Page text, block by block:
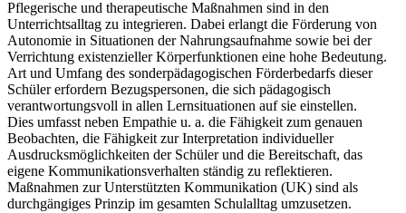
Pflegerische und therapeutische Maßnahmen sind in den
Unterrichtsalltag zu integrieren. Dabei erlangt die Förderung von
Autonomie in Situationen der Nahrungsaufnahme sowie bei der
Verrichtung existenzieller Körperfunktionen eine hohe Bedeutung.
Art und Umfang des sonderpädagogischen Förderbedarfs dieser
Schüler erfordern Bezugspersonen, die sich pädagogisch
verantwortungsvoll in allen Lernsituationen auf sie einstellen.
Dies umfasst neben Empathie u. a. die Fähigkeit zum genauen
Beobachten, die Fähigkeit zur Interpretation individueller
Ausdrucksmöglichkeiten der Schüler und die Bereitschaft, das
eigene Kommunikationsverhalten ständig zu reflektieren.
Maßnahmen zur Unterstützten Kommunikation (UK) sind als
durchgängiges Prinzip im gesamten Schulalltag umzusetzen.